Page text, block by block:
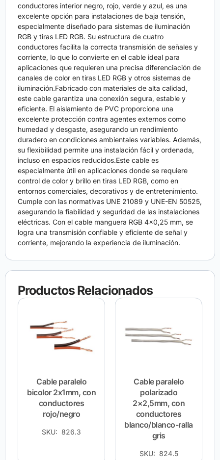
conductores interior negro, rojo, verde y azul, es una
excelente opción para instalaciones de baja tensión,
especialmente diseñado para sistemas de iluminación
RGB y tiras LED RGB. Su estructura de cuatro
conductores facilita la correcta transmisión de señales y
corriente, lo que lo convierte en el cable ideal para
aplicaciones que requieren una precisa diferenciación de
canales de color en tiras LED RGB y otros sistemas de
iluminación.Fabricado con materiales de alta calidad,
este cable garantiza una conexión segura, estable y
eficiente. El aislamiento de PVC proporciona una
excelente protección contra agentes externos como
humedad y desgaste, asegurando un rendimiento
duradero en condiciones ambientales variables. Además,
su flexibilidad permite una instalación fácil y ordenada,
incluso en espacios reducidos.Este cable es
especialmente útil en aplicaciones donde se requiere
control de color y brillo en tiras LED RGB, como en
entornos comerciales, decorativos y de entretenimiento.
Cumple con las normativas UNE 21089 y UNE-EN 50525,
asegurando la fiabilidad y seguridad de las instalaciones
eléctricas. Con el cable manguera RGB 4×0,25 mm, se
logra una transmisión confiable y eficiente de señal y
corriente, mejorando la experiencia de iluminación.
Productos Relacionados
Cable paralelo
bicolor 2x1mm, con
conductores
rojo/negro
SKU: 826.3
Cable paralelo
polarizado
2×2,5mm, con
conductores
blanco/blanco-ralla
gris
SKU: 824.5